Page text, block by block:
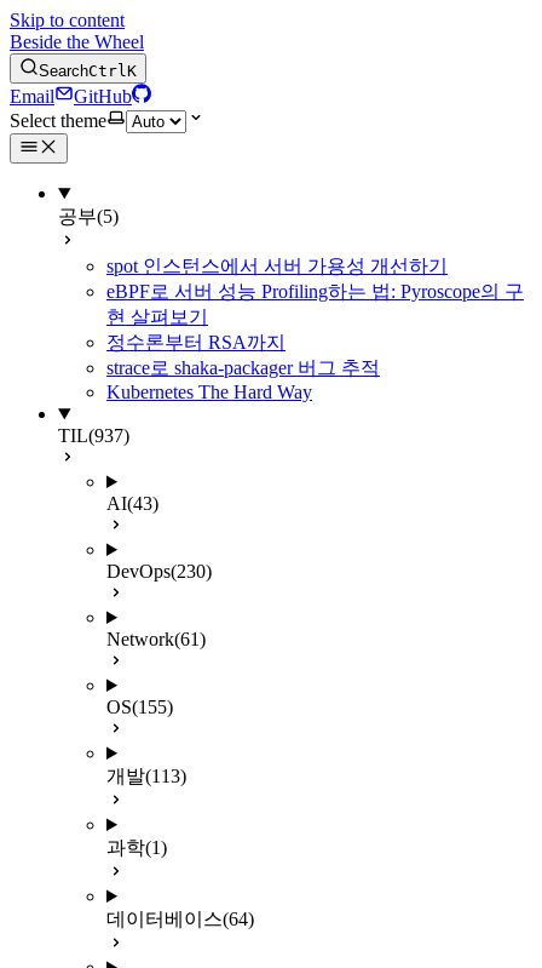
Skip to content
Beside the Wheel
SearchCtrlK
Email
GitHub
Select theme
공부(5)
spot 인스턴스에서 서버 가용성 개선하기
eBPF로 서버 성능 Profiling하는 법: Pyroscope의 구
현 살펴보기
정수론부터 RSA까지
strace로 shaka-packager 버그 추적
Kubernetes The Hard Way
TIL(937)
AI(43)
DevOps(230)
Network(61)
OS(155)
개발(113)
과학(1)
데이터베이스(64)